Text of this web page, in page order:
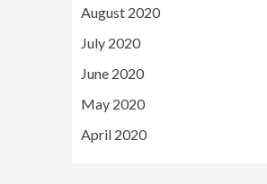
August 2020
July 2020
June 2020
May 2020
April 2020